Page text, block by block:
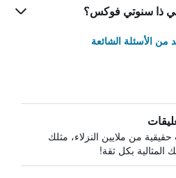
ذا سنوتي فوكس؟
الأسئلة الشائعة
من ملايين النزلاء، مثلك
المثالية بكل ثقة!